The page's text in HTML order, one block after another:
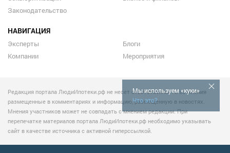
Мы используем «куки»
Что это?
Законодательство
НАВИГАЦИЯ
Эксперты
Компании
Блоги
Мероприятия
Редакция портала ЛюдиИпотеки.рф не несет ответственности за мнения
размещенные в комментариях и информацию, размещенную в новостях.
Мнения участников может не совпадать с мнением редакции. При
перепечатке материалов портала ЛюдиИпотеки.рф необходимо указывать
сайт в качестве источника с активной гиперссылкой.